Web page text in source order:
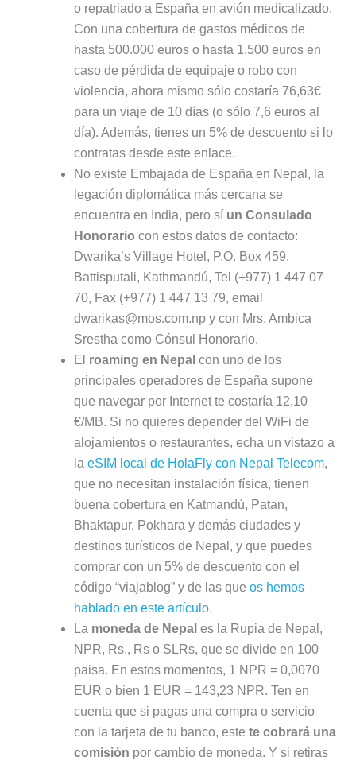
o repatriado a España en avión medicalizado.
Con una cobertura de gastos médicos de
hasta 500.000 euros o hasta 1.500 euros en
caso de pérdida de equipaje o robo con
violencia, ahora mismo sólo costaría 76,63€
para un viaje de 10 días (o sólo 7,6 euros al
día). Además, tienes un 5% de descuento si lo
contratas desde este enlace.
No existe Embajada de España en Nepal, la
legación diplomática más cercana se
encuentra en India, pero sí un Consulado
Honorario con estos datos de contacto:
Dwarika’s Village Hotel, P.O. Box 459,
Battisputali, Kathmandú, Tel (+977) 1 447 07
70, Fax (+977) 1 447 13 79, email
dwarikas@mos.com​.np y con Mrs. Ambica
Srestha como Cónsul Honorario.
El roaming en Nepal con uno de los
principales operadores de España supone
que navegar por Internet te costaría 12,10
€/MB. Si no quieres depender del WiFi de
alojamientos o restaurantes, echa un vistazo a
la eSIM local de HolaFly con Nepal Telecom,
que no necesitan instalación física, tienen
buena cobertura en Katmandú, Patan,
Bhaktapur, Pokhara y demás ciudades y
destinos turísticos de Nepal, y que puedes
comprar con un 5% de descuento con el
código “viajablog” y de las que os hemos
hablado en este artículo.
La moneda de Nepal es la Rupia de Nepal,
NPR, Rs., Rs o SLRs, que se divide en 100
paisa. En estos momentos, 1 NPR = 0,0070
EUR o bien 1 EUR = 143,23 NPR. Ten en
cuenta que si pagas una compra o servicio
con la tarjeta de tu banco, este te cobrará una
comisión por cambio de moneda. Y si retiras